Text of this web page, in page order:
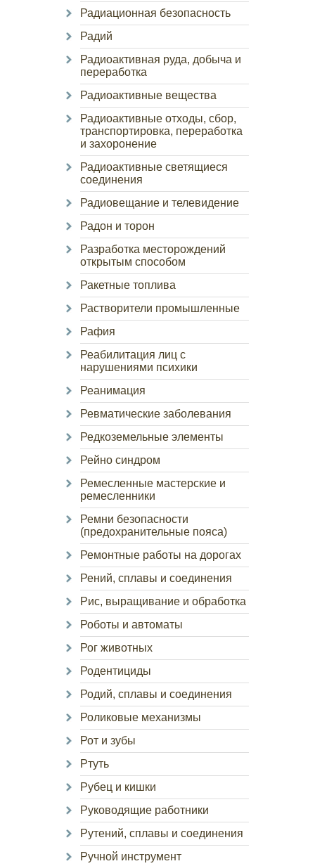
Радиационная безопасность
Радий
Радиоактивная руда, добыча и
переработка
Радиоактивные вещества
Радиоактивные отходы, сбор,
транспортировка, переработка
и захоронение
Радиоактивные светящиеся
соединения
Радиовещание и телевидение
Радон и торон
Разработка месторождений
открытым способом
Ракетные топлива
Растворители промышленные
Рафия
Реабилитация лиц с
нарушениями психики
Реанимация
Ревматические заболевания
Редкоземельные элементы
Рейно синдром
Ремесленные мастерские и
ремесленники
Ремни безопасности
(предохранительные пояса)
Ремонтные работы на дорогах
Рений, сплавы и соединения
Рис, выращивание и обработка
Роботы и автоматы
Рог животных
Родентициды
Родий, сплавы и соединения
Роликовые механизмы
Рот и зубы
Ртуть
Рубец и кишки
Руководящие работники
Рутений, сплавы и соединения
Ручной инструмент